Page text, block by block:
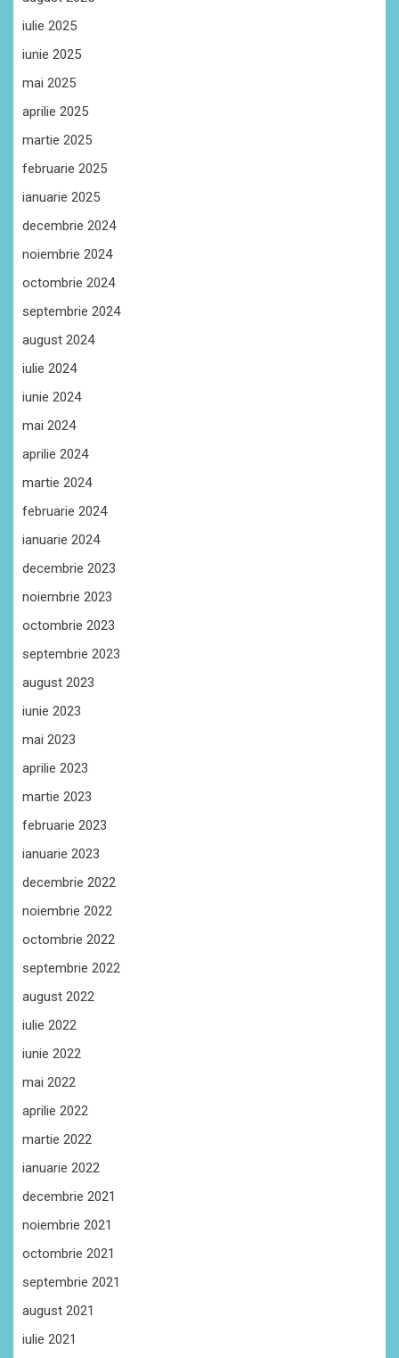
iulie 2025
iunie 2025
mai 2025
aprilie 2025
martie 2025
februarie 2025
ianuarie 2025
decembrie 2024
noiembrie 2024
octombrie 2024
septembrie 2024
august 2024
iulie 2024
iunie 2024
mai 2024
aprilie 2024
martie 2024
februarie 2024
ianuarie 2024
decembrie 2023
noiembrie 2023
octombrie 2023
septembrie 2023
august 2023
iunie 2023
mai 2023
aprilie 2023
martie 2023
februarie 2023
ianuarie 2023
decembrie 2022
noiembrie 2022
octombrie 2022
septembrie 2022
august 2022
iulie 2022
iunie 2022
mai 2022
aprilie 2022
martie 2022
ianuarie 2022
decembrie 2021
noiembrie 2021
octombrie 2021
septembrie 2021
august 2021
iulie 2021